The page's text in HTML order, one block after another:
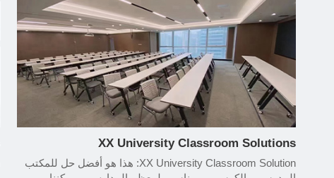
XX University Classroom Solutions
XX University Classroom Solution: هذا هو أفضل حل للمكتب